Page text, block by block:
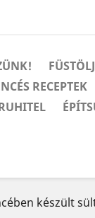
RECEPTEK
készült